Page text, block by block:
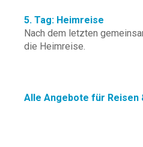
5. Tag: Heimreise
Nach dem letzten
die Heimreise.
Alle Angebote für Reisen